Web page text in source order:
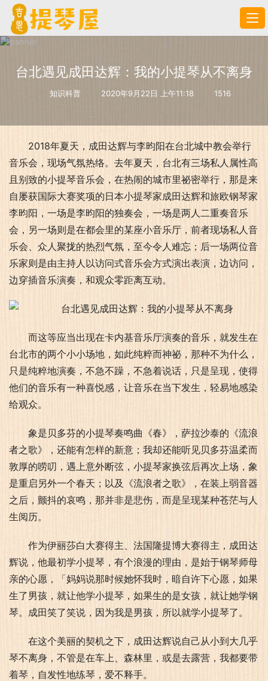
台北遇见成田达辉：我的小提琴从不离身
知识科普 2020年9月22日 上午11:18 1516
2018年夏天，成田达辉与李昀阳在台北城中教会举行
音乐会，现场气氛热络。去年夏天，台北有三场私人属性高
且别致的小提琴音乐会，在热闹的城市里祕密举行，那是来
自屡获国际大赛奖项的日本小提琴家成田达辉和旅欧钢琴家
李昀阳，一场是李昀阳的独奏会，一场是两人二重奏音乐
会，另一场则是在都会里的某座小音乐厅，前者现场私人音
乐会、众人聚拢的热烈气氛，至今令人难忘；后一场两位音
乐家则是由主持人以访问式音乐会方式演出表演，边访问，
边穿插音乐演奏，和观众零距离互动。
而这等应当出现在卡内基音乐厅演奏的音乐，就发生在
台北市的两个小小场地，如此纯粹而神祕，那种不为什么，
只是纯粹地演奏，不急不躁，不急着说话，只是呈现，使得
他们的音乐有一种喜悦感，让音乐在当下发生，轻易地感染
给观众。
象是贝多芬的小提琴奏鸣曲《春》，萨拉沙泰的《流浪
者之歌》，还能有怎样的新意；我却还能听见贝多芬温柔而
敦厚的唠叨，遇上意外断弦，小提琴家换弦后再次上场，象
是重启另外一个春天；以及《流浪者之歌》，在装上弱音器
之后，颤抖的哀鸣，那并非是悲伤，而是呈现某种苍茫与人
生阅历。
作为伊丽莎白大赛得主、法国隆提博大赛得主，成田达
辉说，他最初学小提琴，有个浪漫的理由，是始于钢琴师母
亲的心愿，「妈妈说那时候她怀我时，暗自许下心愿，如果
生了男孩，就让他学小提琴，如果生的是女孩，就让她学钢
琴。成田笑了笑说，因为我是男孩，所以就学小提琴了。
在这个美丽的契机之下，成田达辉说自己从小到大几乎
琴不离身，不管是在车上、森林里，或是去露营，我都要带
着琴，自发性地练琴，爱不释手。